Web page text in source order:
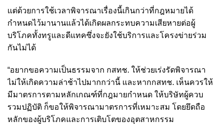
แต่ด้วยการใช้เวลาพิจารณาเรื่องนี้เกินกว่าที่กฎหมายได้
กำหนดไว้มานานแล้วได้เกิดผลกระทบความเสียหายต่อผู้
บริโภคทั้งทรูและดีแทคซึ่งจะยังใช้บริการและโครงข่ายร่วม
กันไม่ได้
“อยากขอความเป็นธรรมจาก กสทช. ให้ช่วยเร่งรัดพิจารณา
ไม่ให้เกิดความล่าช้าไปมากกว่านี้ และหากกสทช. เห็นควรให้
มีมาตรการตามหลักเกณฑ์ที่กฎมายกำหนด ให้บริษัทผู้ควบ
รวมปฏิบัติ ก็ขอให้พิจารณามาตรการที่เหมาะสม โดยยึดถือ
หลักของผู้บริโภคและการเติบโตของอุตสาหกรรม